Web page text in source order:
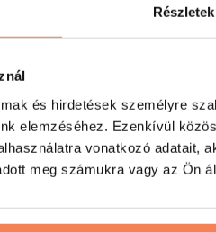
Részletek
és hirdetések személyre
elemzéséhez. Ezenkívül
vonatkozó adatait,
meg számukra vagy az Ön